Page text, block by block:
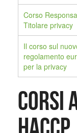
Corso
Titolare privacy
Il corso sul
regolamento
per la privacy
CORSI